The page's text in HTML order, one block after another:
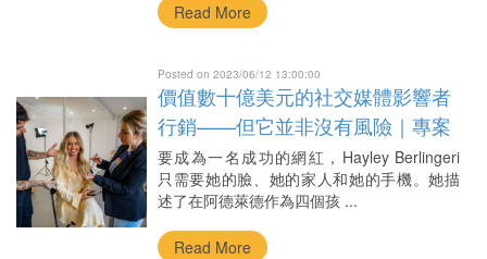
Read More
Posted on 2023/06/12 13:00:00
價值數十億美元的社交媒體影響者
行銷——但它並非沒有風險｜專案
式顧問服務
要成為一名成功的網紅，Hayley Berlingeri
只需要她的臉、她的家人和她的手機。她描
述了在阿德萊德作為四個孩 ...
Read More